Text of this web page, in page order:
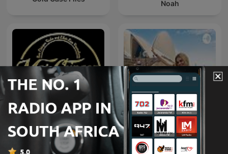
Noah
MCR Radio Show Australia